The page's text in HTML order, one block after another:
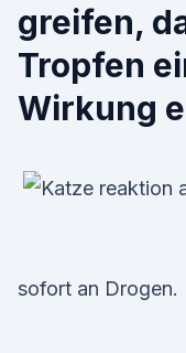
greifen,
Tropfen
Wirkung
sofort an Drogen.